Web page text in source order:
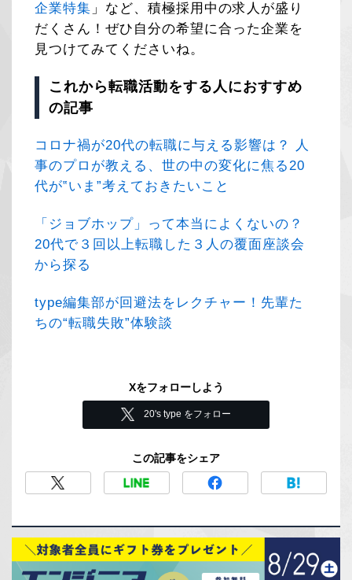
企業特集 」など、積極採用中の求人が盛り
だくさん！ぜひ自分の希望に合った企業を
見つけてみてくださいね。
これから転職活動をする人におすすめ
の記事
コロナ禍が20代の転職に与える影響は？ 人
事のプロが教える、世の中の変化に焦る20
代が‟いま”考えておきたいこと
「ジョブホップ」って本当によくないの？
20代で３回以上転職した３人の覆面座談会
から探る
type編集部が回避法をレクチャー！先輩た
ちの“転職失敗”体験談
Xをフォローしよう
20's type をフォロー
この記事をシェア